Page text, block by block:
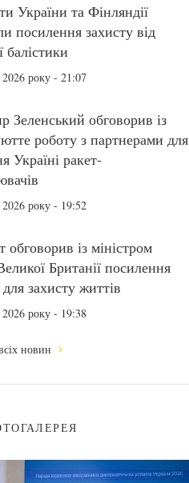
України та Фінляндії
посилення захисту від
балістики
року - 21:07
Зеленський обговорив із
роботу з партнерами для
Україні ракет-
року - 19:52
обговорив із міністром
Британії посилення
захисту життів
року - 19:38
новин